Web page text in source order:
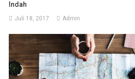
Indah
Juli 18, 2017 Admin